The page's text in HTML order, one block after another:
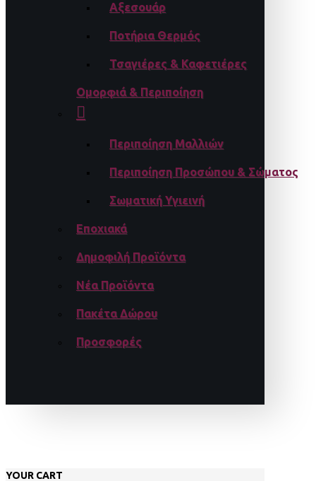
Αξεσουάρ
Ποτήρια Θερμός
Τσαγιέρες & Καφετιέρες
Ομορφιά & Περιποίηση
Περιποίηση Μαλλιών
Περιποίηση Προσώπου & Σώματος
Σωματική Υγιεινή
Εποχιακά
Δημοφιλή Προϊόντα
Νέα Προϊόντα
Πακέτα Δώρου
Προσφορές
YOUR CART